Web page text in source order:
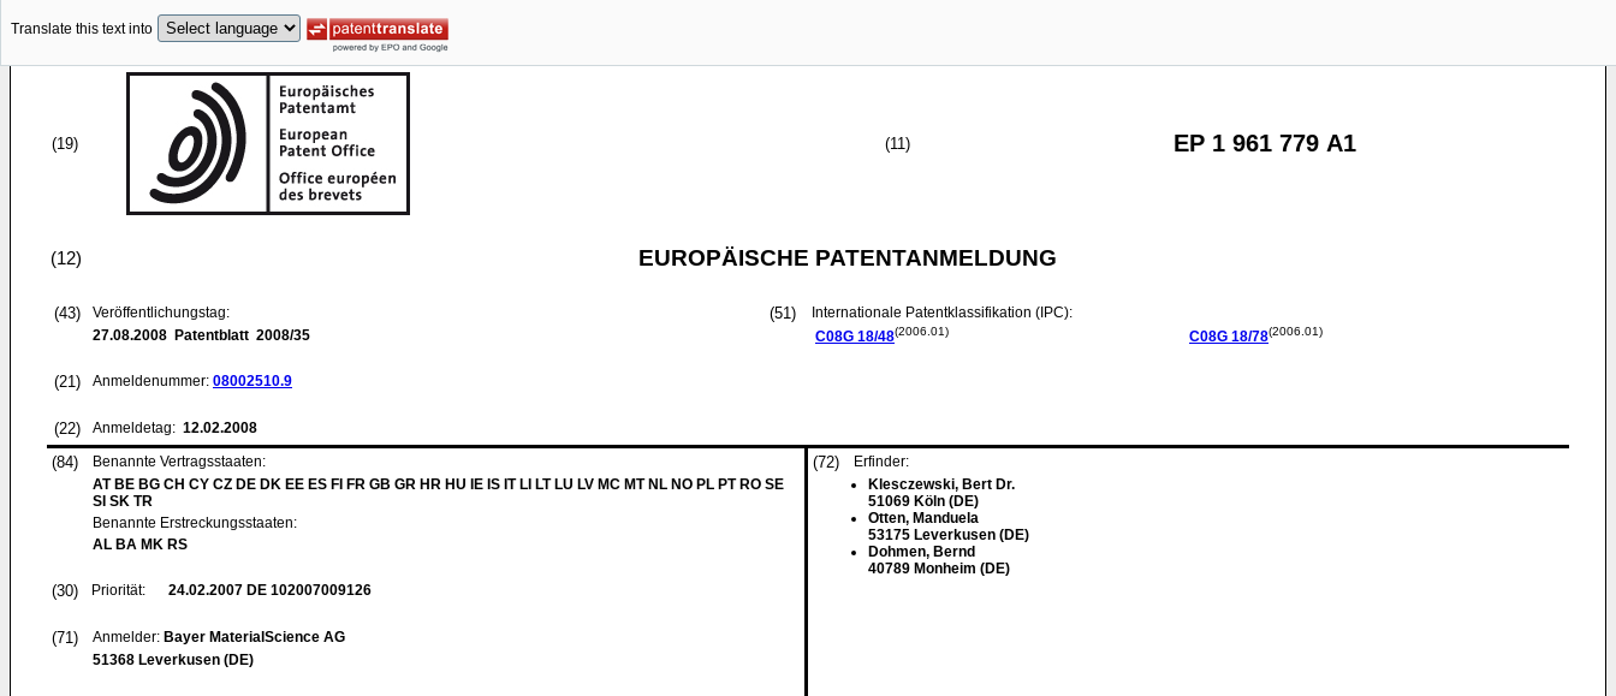
Translate this text into
(19) (11) EP 1 961 779 A1
(12) EUROPÄISCHE PATENTANMELDUNG
(43)
Veröffentlichungstag:
27.08.2008 Patentblatt 2008/35
(21) Anmeldenummer: 08002510.9
(22) Anmeldetag: 12.02.2008
(51)
Internationale Patentklassifikation (IPC):
C08G 18/48(2006.01) C08G 18/78(2006.01)
(84)
Benannte Vertragsstaaten:
AT BE BG CH CY CZ DE DK EE ES FI FR GB GR HR HU IE IS IT LI LT LU LV MC MT NL NO PL PT RO SE
SI SK TR
Benannte Erstreckungsstaaten:
AL BA MK RS
(30) Priorität: 24.02.2007 DE 102007009126
(71) Anmelder: Bayer MaterialScience AG
51368 Leverkusen (DE)
(72)
Erfinder:
Klesczewski, Bert Dr.
51069 Köln (DE)
Otten, Manduela
53175 Leverkusen (DE)
Dohmen, Bernd
40789 Monheim (DE)